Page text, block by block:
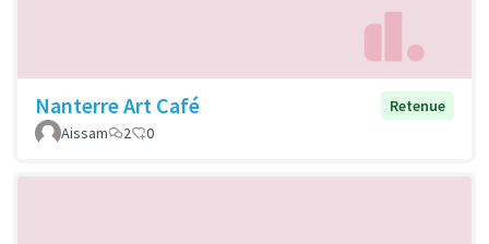
Nanterre Art Café
Retenue
Aissam
2 0